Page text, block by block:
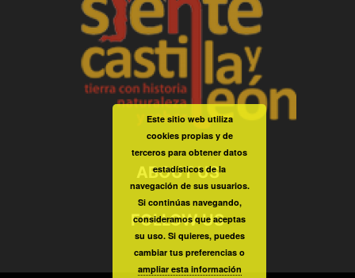
ABOUT US
FOLLOW US
Este sitio web utiliza
cookies propias y de
terceros para obtener datos
estadísticos de la
navegación de sus usuarios.
Si continúas navegando,
consideramos que aceptas
su uso. Si quieres, puedes
cambiar tus preferencias o
ampliar esta información